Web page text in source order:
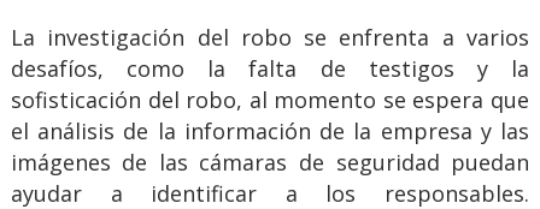
La investigación del robo se enfrenta a varios
desafíos, como la falta de testigos y la
sofisticación del robo, al momento se espera que
el análisis de la información de la empresa y las
imágenes de las cámaras de seguridad puedan
ayudar a identificar a los responsables.